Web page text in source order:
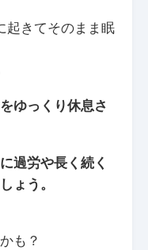
起きてそのまま眠
ゆっくり休息さ
過労や長く続く
ょう。
も？